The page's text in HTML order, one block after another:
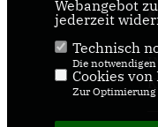
Webangebot
jederzeit
Technisch
Die
Cookies
Zur Optimierung